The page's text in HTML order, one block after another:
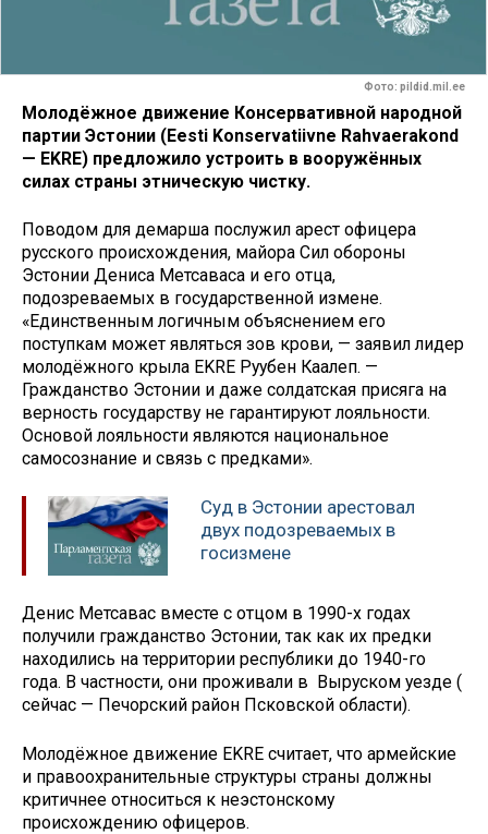
Фото: pildid.mil.ee
Молодёжное движение Консервативной народной
партии Эстонии (Eesti Konservatiivne Rahvaerakond
— EKRE) предложило устроить в вооружённых
силах страны этническую чистку.
Поводом для демарша послужил арест офицера
русского происхождения, майора Сил обороны
Эстонии Дениса Метсаваса и его отца,
подозреваемых в государственной измене.
«Единственным логичным объяснением его
поступкам может являться зов крови, — заявил лидер
молодёжного крыла EKRE Руубен Каалеп. —
Гражданство Эстонии и даже солдатская присяга на
верность государству не гарантируют лояльности.
Основой лояльности являются национальное
самосознание и связь с предками».
Суд в Эстонии арестовал
двух подозреваемых в
госизмене
Денис Метсавас вместе с отцом в 1990-х годах
получили гражданство Эстонии, так как их предки
находились на территории республики до 1940-го
года. В частности, они проживали в Выруском уезде (
сейчас — Печорский район Псковской области).
Молодёжное движение EKRE считает, что армейские
и правоохранительные структуры страны должны
критичнее относиться к неэстонскому
происхождению офицеров.